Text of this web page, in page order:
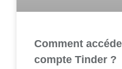
Comment
compte Tinder ?